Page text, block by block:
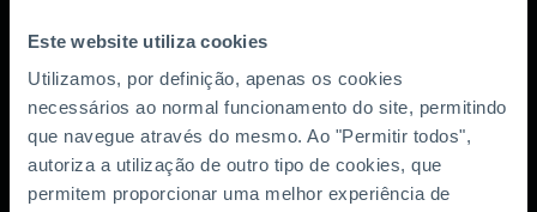
Este website utiliza cookies
Utilizamos, por definição, apenas os cookies
necessários ao normal funcionamento do site, permitindo
que navegue através do mesmo. Ao "Permitir todos",
autoriza a utilização de outro tipo de cookies, que
permitem proporcionar uma melhor experiência de
da Fundação
MANTENHA-SE A PAR